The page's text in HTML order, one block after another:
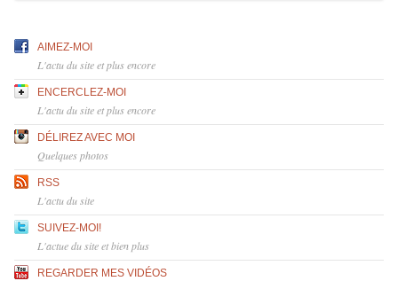
AIMEZ-MOI
L'actu du site et plus encore
ENCERCLEZ-MOI
L'actu du site et plus encore
DÉLIREZ AVEC MOI
Quelques photos
RSS
L'actu du site
SUIVEZ-MOI!
L'actue du site et bien plus
REGARDER MES VIDÉOS